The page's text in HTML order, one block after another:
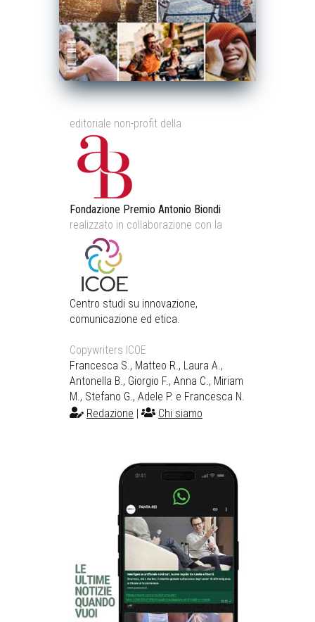
editoriale non-profit della
Fondazione Premio Antonio Biondi
realizzato in collaborazione con la
Centro studi su innovazione,
comunicazione ed etica.
Copywriters ICOE
Francesca S., Matteo R., Laura A.,
Antonella B., Giorgio F., Anna C., Miriam
M., Stefano G., Adele P. e Francesca N.
Redazione
Chi siamo